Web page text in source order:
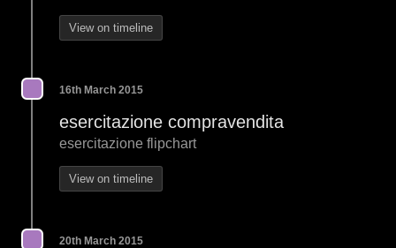
View on timeline
16th March 2015
esercitazione compravendita
esercitazione flipchart
View on timeline
20th March 2015